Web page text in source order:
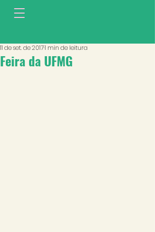
Feira da UFMG
11 de set. de 20171 min de leitura